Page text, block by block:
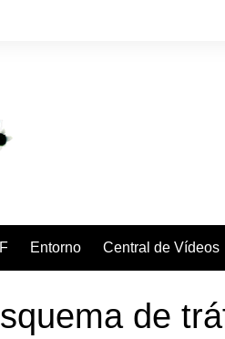
Entorno Central de Vídeos
de